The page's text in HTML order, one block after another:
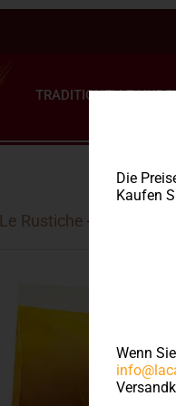
TRADITIONELLE
Le Rustiche - Mezze
Die
Kaufen
Wenn